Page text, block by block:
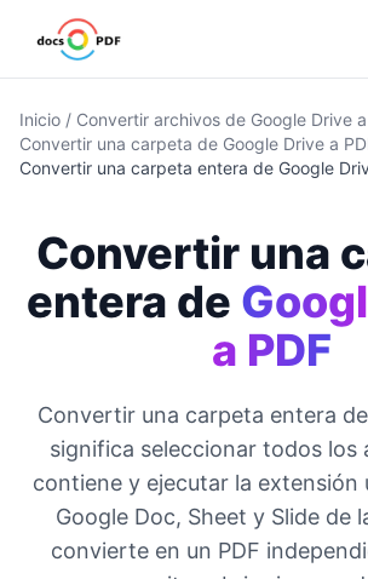
Inicio / Convertir archivos de Google Drive
Convertir una carpeta de Google Drive a
Convertir una carpeta entera de Google
Convertir una
entera de
a PDF
Convertir una carpeta entera
significa seleccionar todos los
contiene y ejecutar la extensión
Google Doc, Sheet y Slide de
convierte en un PDF